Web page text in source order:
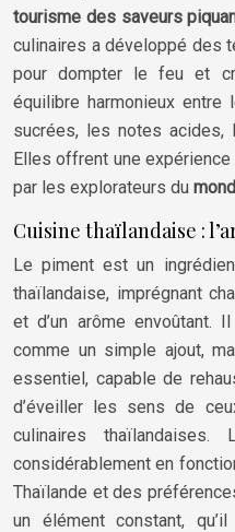
tourisme des saveurs
culinaires a développé des
pour dompter le feu et
équilibre harmonieux
sucrées, les notes acides,
Elles offrent une
par les explorateurs du
Cuisine thaïlandaise :
Le piment est un
thaïlandaise, imprégnant
et d’un arôme envoûtant.
comme un simple ajout,
essentiel, capable de
d’éveiller les sens de
culinaires thaïlandaises.
considérablement en
Thaïlande et des
un élément constant,